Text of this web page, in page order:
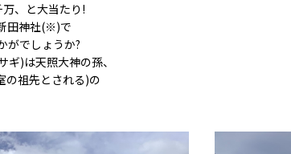
、と大当たり!
田神社(※)で
がでしょうか?
)は天照大神の孫、
の祖先とされる)の